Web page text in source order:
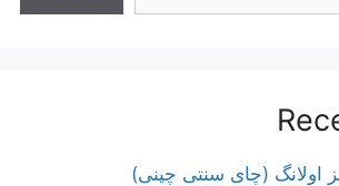
اولانگ (چای سنتی چینی)